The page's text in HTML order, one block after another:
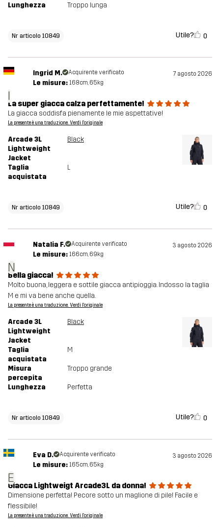
Lunghezza Troppo lunga
Nr articolo 10849 Utile? 0
I
Ingrid M. Acquirente verificato 7 agosto 2026
Le misure: 168cm, 65kg
La super giacca calza perfettamente!
La giacca soddisfa pienamente le mie aspettative!
La presente è una traduzione. Verdi l'originale
Arcade 3L
Lightweight
Jacket
Black
Taglia
acquistata
L
Nr articolo 10849 Utile? 0
N
Natalia F. Acquirente verificato 3 agosto 2026
Le misure: 166cm, 69kg
Bella giacca!
Molto buona, leggera e sottile giacca antipioggia. Indosso la taglia
M e mi va bene anche quella.
La presente è una traduzione. Verdi l'originale
Arcade 3L
Lightweight
Jacket
Black
Taglia
acquistata
M
Misura
percepita
Troppo grande
Lunghezza Perfetta
Nr articolo 10849 Utile? 0
E
Eva D. Acquirente verificato 3 agosto 2026
Le misure: 165cm, 65kg
Giacca Lightweigt Arcade3L da donna!
Dimensione perfetta! Pecore sotto un maglione di pile! Facile e
flessibile!
La presente è una traduzione. Verdi l'originale